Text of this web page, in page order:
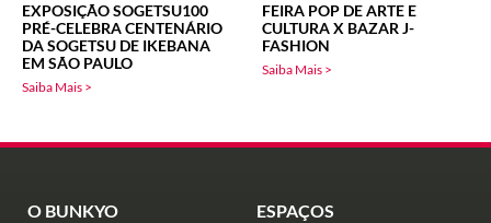
EXPOSIÇÃO SOGETSU100
PRÉ-CELEBRA CENTENÁRIO
DA SOGETSU DE IKEBANA
EM SÃO PAULO
Saiba Mais >
FEIRA POP DE ARTE E
CULTURA X BAZAR J-
FASHION
Saiba Mais >
O BUNKYO ESPAÇOS